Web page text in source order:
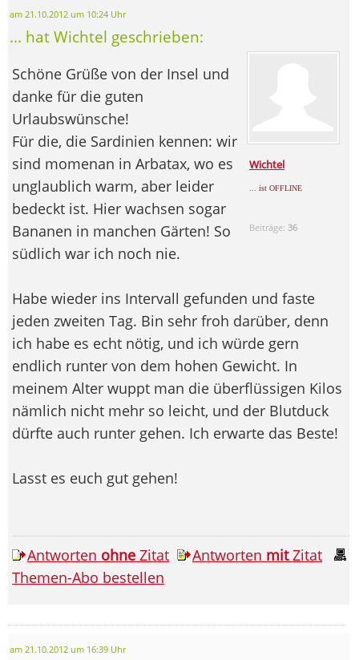
am 21.10.2012 um 10:24 Uhr
... hat Wichtel geschrieben:
Wichtel
... ist OFFLINE
Beiträge: 36
Schöne Grüße von der Insel und
danke für die guten
Urlaubswünsche!
Für die, die Sardinien kennen: wir
sind momenan in Arbatax, wo es
unglaublich warm, aber leider
bedeckt ist. Hier wachsen sogar
Bananen in manchen Gärten! So
südlich war ich noch nie.
Habe wieder ins Intervall gefunden und faste
jeden zweiten Tag. Bin sehr froh darüber, denn
ich habe es echt nötig, und ich würde gern
endlich runter von dem hohen Gewicht. In
meinem Alter wuppt man die überflüssigen Kilos
nämlich nicht mehr so leicht, und der Blutduck
dürfte auch runter gehen. Ich erwarte das Beste!
Lasst es euch gut gehen!
Antworten ohne Zitat Antworten mitZitat
Themen-Abo bestellen
am 21.10.2012 um 16:39 Uhr